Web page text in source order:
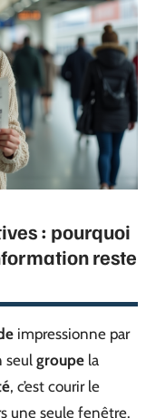
: pourquoi
reste
impressionne par
seul groupe la
, c’est courir le
une seule fenêtre.